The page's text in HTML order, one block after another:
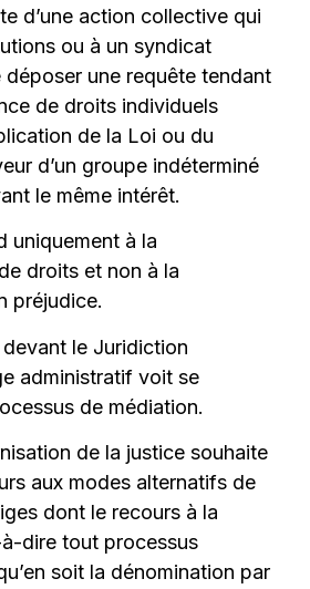
d’une action collective qui
ou à un syndicat
une requête tendant
de droits individuels
de la Loi ou du
d’un groupe indéterminé
le même intérêt.
uniquement à la
droits et non à la
préjudice.
le Juridiction
administratif voit se
de médiation.
de la justice souhaite
aux modes alternatifs de
dont le recours à la
dire tout processus
soit la dénomination par